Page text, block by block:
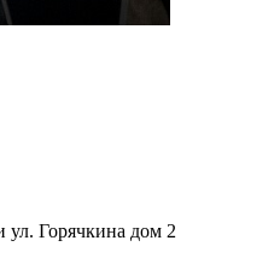
ул. Горячкина дом 2